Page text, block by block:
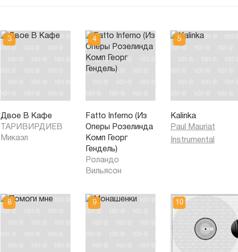
Двое В Кафе
ТАРИВИРДИЕВ
Микаэл
Fatto Inferno (Из
Оперы Розелинда
Комп Георг
Гендель)
Роландо
Вильясон
Kalinka
Paul Mauriat
Instrumental